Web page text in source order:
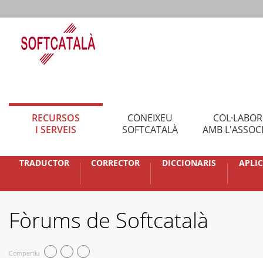
RECURSOS
I SERVEIS
CONEIXEU
SOFTCATALÀ
AMB
TRADUCTOR CORRECTOR DICCIONARIS
Fòrums de Softcatalà
Compartiu